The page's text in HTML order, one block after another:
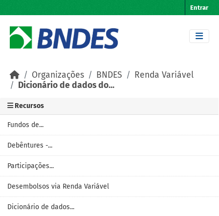
Entrar
Organizações BNDES
Renda Variável
Dicionário de dados do...
Recursos
Fundos de...
Debêntures -...
Participações...
Desembolsos via Renda Variável
Dicionário de dados...